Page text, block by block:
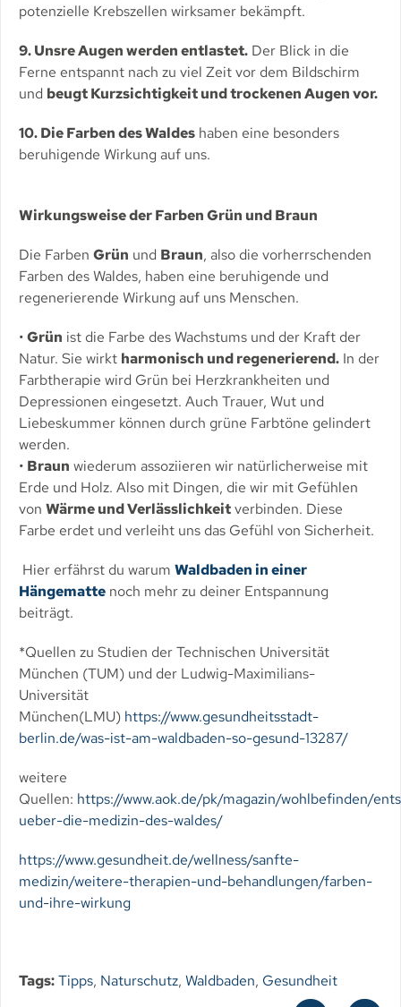
potenzielle Krebszellen wirksamer bekämpft.
9. Unsre Augen werden entlastet. Der Blick in die
Ferne entspannt nach zu viel Zeit vor dem Bildschirm
und beugt Kurzsichtigkeit und trockenen Augen vor.
10. Die Farben des Waldes haben eine besonders
beruhigende Wirkung auf uns.
Wirkungsweise der Farben Grün und Braun
Die Farben Grün und Braun, also die vorherrschenden
Farben des Waldes, haben eine beruhigende und
regenerierende Wirkung auf uns Menschen.
•Grün ist die Farbe des Wachstums und der Kraft der
Natur. Sie wirkt harmonisch und regenerierend. In der
Farbtherapie wird Grün bei Herzkrankheiten und
Depressionen eingesetzt. Auch Trauer, Wut und
Liebeskummer können durch grüne Farbtöne gelindert
werden.
• Braun wiederum assoziieren wir natürlicherweise mit
Erde und Holz. Also mit Dingen, die wir mit Gefühlen
von Wärme und Verlässlichkeitverbinden. Diese
Farbe erdet und verleiht uns das Gefühl von Sicherheit.
Hier erfährst du warum Waldbaden in einer
Hängematte noch mehr zu deiner Entspannung
beiträgt.
*Quellen zu Studien der Technischen Universität
München (TUM) und der Ludwig-Maximilians-
Universität
München(LMU) https://www.gesundheitsstadt-
berlin.de/was-ist-am-waldbaden-so-gesund-13287/
weitere
Quellen: https://www.aok.de/pk/magazin/wohlbefinden/
ueber-die-medizin-des-waldes/
https://www.gesundheit.de/wellness/sanfte-
medizin/weitere-therapien-und-behandlungen/farben-
und-ihre-wirkung
Tags:Tipps, Naturschutz, Waldbaden, Gesundheit